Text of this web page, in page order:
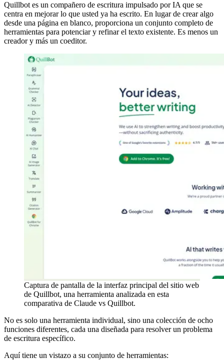
Quillbot es un compañero de escritura impulsado por IA que se
centra en mejorar lo que usted ya ha escrito. En lugar de crear algo
desde una página en blanco, proporciona un conjunto completo de
herramientas para potenciar y refinar el texto existente. Es menos un
creador y más un coeditor.
Captura de pantalla de la interfaz principal del sitio web
de Quillbot, una herramienta analizada en esta
comparativa de Claude vs Quillbot.
No es solo una herramienta individual, sino una colección de ocho
funciones diferentes, cada una diseñada para resolver un problema
de escritura específico.
Aquí tiene un vistazo a su conjunto de herramientas: